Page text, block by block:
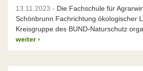
13.11.2023 - Die Fachschule für
Schönbrunn Fachrichtung ökologischer
Kreisgruppe des BUND-Naturschutz
weiter ›